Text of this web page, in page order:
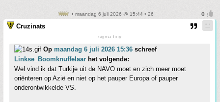
• maandag 6 juli 2026 @ 15:44 • 26
Cruzinats
sigma boy
Op maandag 6 juli 2026 15:36 schreef
Linkse_Boomknuffelaar het volgende:
Wel vind ik dat Turkije uit de NAVO moet en zich meer moet
oriënteren op Azië en niet op het pauper Europa of pauper
onderontwikkelde VS.